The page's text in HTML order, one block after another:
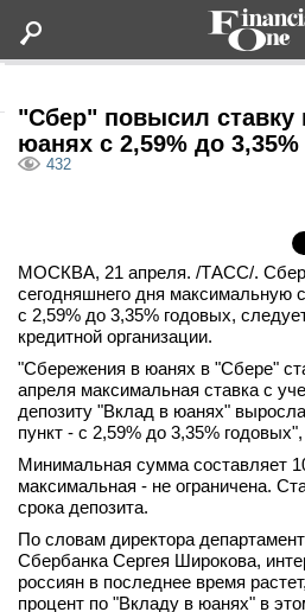
Lifestyle
Мероприятия
Новости
Интервью
вконтакте
телеграм
"Сбер" повысил ставку
юанях с 2,59% до
432
МОСКВА, 21 апреля. /ТАСС/.
сегодняшнего дня максимальную
с 2,59% до 3,35% годовых,
кредитной организации.
"Сбережения в юанях в "Сбере"
апреля максимальная ставка с
депозиту "Вклад в юанях"
пункт - с 2,59% до 3,35%
Минимальная сумма составляет
максимальная - не ограничена.
срока депозита.
По словам директора
Сбербанка Сергея Широкова,
россиян в последнее время
процент по "Вкладу в юанях" в